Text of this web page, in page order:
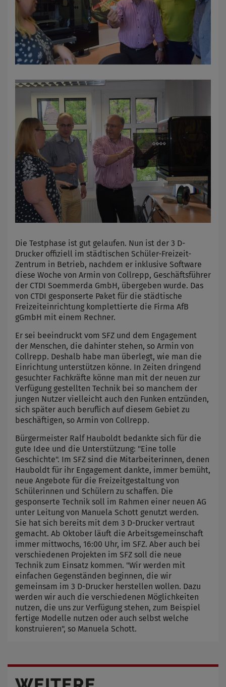
Die Testphase ist gut gelaufen. Nun ist der 3 D-
Drucker offiziell im städtischen Schüler-Freizeit-
Zentrum in Betrieb, nachdem er inklusive Software
diese Woche von Armin von Collrepp, Geschäftsführer
der CTDI Soemmerda GmbH, übergeben wurde. Das
von CTDI gesponserte Paket für die städtische
Freizeiteinrichtung komplettierte die Firma AfB
gGmbH mit einem Rechner.
Er sei beeindruckt vom SFZ und dem Engagement
der Menschen, die dahinter stehen, so Armin von
Collrepp. Deshalb habe man überlegt, wie man die
Einrichtung unterstützen könne. In Zeiten dringend
gesuchter Fachkräfte könne man mit der neuen zur
Verfügung gestellten Technik bei so manchem der
jungen Nutzer vielleicht auch den Funken entzünden,
sich später auch beruflich auf diesem Gebiet zu
beschäftigen, so Armin von Collrepp.
Bürgermeister Ralf Hauboldt bedankte sich für die
gute Idee und die Unterstützung: "Eine tolle
Geschichte". Im SFZ sind die Mitarbeiterinnen, denen
Hauboldt für ihr Engagement dankte, immer bemüht,
neue Angebote für die Freizeitgestaltung von
Schülerinnen und Schülern zu schaffen. Die
gesponserte Technik soll im Rahmen einer neuen AG
unter Leitung von Manuela Schott genutzt werden.
Sie hat sich bereits mit dem 3 D-Drucker vertraut
gemacht. Ab Oktober läuft die Arbeitsgemeinschaft
immer mittwochs, 16:00 Uhr, im SFZ. Aber auch bei
verschiedenen Projekten im SFZ soll die neue
Technik zum Einsatz kommen. "Wir werden mit
einfachen Gegenständen beginnen, die wir
gemeinsam im 3 D-Drucker herstellen wollen. Dazu
werden wir auch die verschiedenen Möglichkeiten
nutzen, die uns zur Verfügung stehen, zum Beispiel
fertige Modelle nutzen oder auch selbst welche
konstruieren", so Manuela Schott.